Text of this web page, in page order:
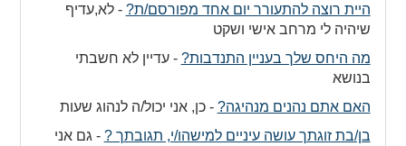
היית רוצה להתעורר יום אחד מפורסם/ת? -לא,עדיף
שיהיה לי מרחב אישי ושקט
מה היחס שלך בעניין התנדבות? -עדיין לא חשבתי
בנושא
האם אתם נהנים מנהיגה? -כן, אני יכול/ה לנהוג שעות
בן/בת זוגתך עושה עיניים למישהו/י, תגובתך ? - גם אני